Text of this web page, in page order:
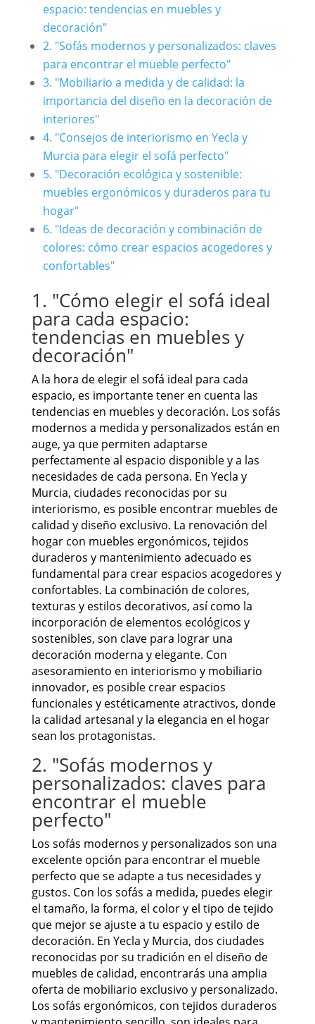
espacio: tendencias en muebles y
decoración"
2. "Sofás modernos y personalizados: claves
para encontrar el mueble perfecto"
3. "Mobiliario a medida y de calidad: la
importancia del diseño en la decoración de
interiores"
4. "Consejos de interiorismo en Yecla y
Murcia para elegir el sofá perfecto"
5. "Decoración ecológica y sostenible:
muebles ergonómicos y duraderos para tu
hogar"
6. "Ideas de decoración y combinación de
colores: cómo crear espacios acogedores y
confortables"
1. "Cómo elegir el sofá ideal
para cada espacio:
tendencias en muebles y
decoración"
A la hora de elegir el sofá ideal para cada
espacio, es importante tener en cuenta las
tendencias en muebles y decoración. Los sofás
modernos a medida y personalizados están en
auge, ya que permiten adaptarse
perfectamente al espacio disponible y a las
necesidades de cada persona. En Yecla y
Murcia, ciudades reconocidas por su
interiorismo, es posible encontrar muebles de
calidad y diseño exclusivo. La renovación del
hogar con muebles ergonómicos, tejidos
duraderos y mantenimiento adecuado es
fundamental para crear espacios acogedores y
confortables. La combinación de colores,
texturas y estilos decorativos, así como la
incorporación de elementos ecológicos y
sostenibles, son clave para lograr una
decoración moderna y elegante. Con
asesoramiento en interiorismo y mobiliario
innovador, es posible crear espacios
funcionales y estéticamente atractivos, donde
la calidad artesanal y la elegancia en el hogar
sean los protagonistas.
2. "Sofás modernos y
personalizados: claves para
encontrar el mueble
perfecto"
Los sofás modernos y personalizados son una
excelente opción para encontrar el mueble
perfecto que se adapte a tus necesidades y
gustos. Con los sofás a medida, puedes elegir
el tamaño, la forma, el color y el tipo de tejido
que mejor se ajuste a tu espacio y estilo de
decoración. En Yecla y Murcia, dos ciudades
reconocidas por su tradición en el diseño de
muebles de calidad, encontrarás una amplia
oferta de mobiliario exclusivo y personalizado.
Los sofás ergonómicos, con tejidos duraderos